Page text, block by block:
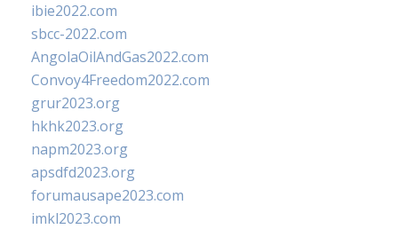
ibie2022.com
sbcc-2022.com
AngolaOilAndGas2022.com
Convoy4Freedom2022.com
grur2023.org
hkhk2023.org
napm2023.org
apsdfd2023.org
forumausape2023.com
imkl2023.com